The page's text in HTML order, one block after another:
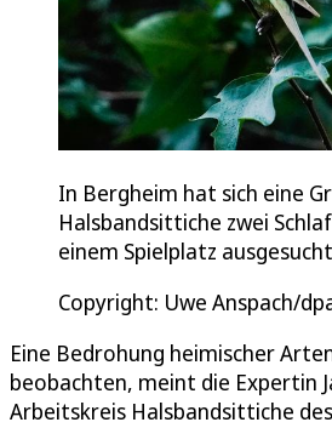
In Bergheim hat sich eine
Halsbandsittiche zwei
einem Spielplatz
Copyright: Uwe Anspach/
Eine Bedrohung heimischer
beobachten, meint die Expertin
Arbeitskreis Halsbandsittiche